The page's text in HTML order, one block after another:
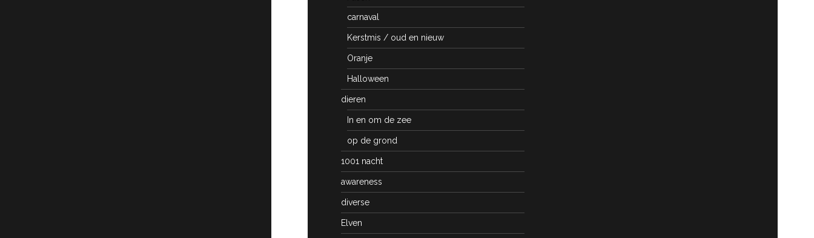
carnaval
Kerstmis / oud en nieuw
Oranje
Halloween
dieren
In en om de zee
op de grond
1001 nacht
awareness
diverse
Elven